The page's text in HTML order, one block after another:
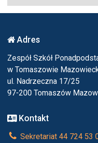
Adres
Zespół Szkół
w Tomaszowie
ul. Nadrzeczna 17/25
97-200 Tomaszów
Kontakt
Sekretariat 44 724 53